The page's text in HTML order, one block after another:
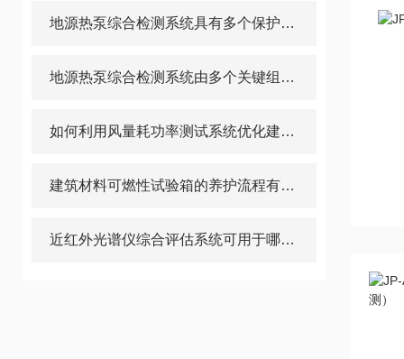
地源热泵综合检测系统具有多个保护功能
地源热泵综合检测系统由多个关键组件构成
如何利用风量耗功率测试系统优化建筑通风系统？
建筑材料可燃性试验箱的养护流程有几步
近红外光谱仪综合评估系统可用于哪些行业?